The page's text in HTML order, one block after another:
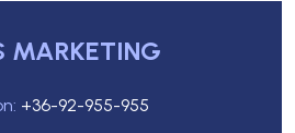
MARKETING
+36-92-955-955